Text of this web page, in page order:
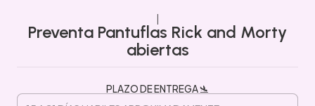
Preventa Pantuflas Rick and Morty
abiertas
PLAZO DE ENTREGA 🛬